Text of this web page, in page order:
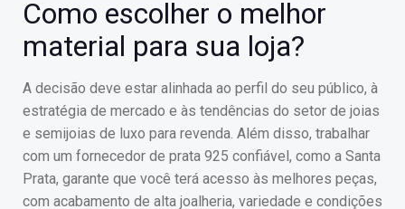
Como escolher o melhor
material para sua loja?
A decisão deve estar alinhada ao perfil do seu público, à
estratégia de mercado e às tendências do setor de joias
e semijoias de luxo para revenda. Além disso, trabalhar
com um fornecedor de prata 925 confiável, como a Santa
Prata, garante que você terá acesso às melhores peças,
com acabamento de alta joalheria, variedade e condições